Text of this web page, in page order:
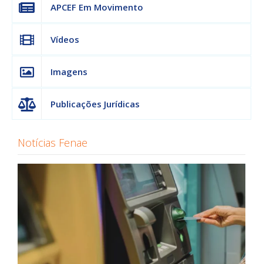
APCEF Em Movimento
Vídeos
Imagens
Publicações Jurídicas
Notícias Fenae